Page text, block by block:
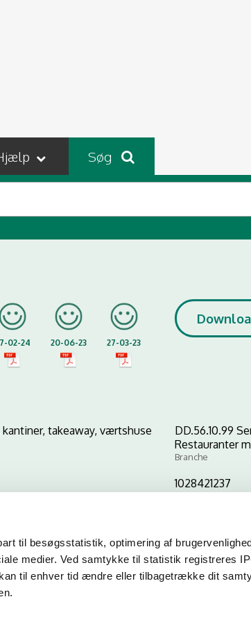
til besøgsstatistik, optimering af
medier. Ved samtykke til statistik registreres
til enhver tid ændre eller tilbagetrække dit
Søg
02-24 20-06-23 27-03-23
kantiner, takeaway, værtshuse
DD.56.10.99
Restauranter
Branche
1028421237
P-nr
indsætte på virksomhedens hjemmeside